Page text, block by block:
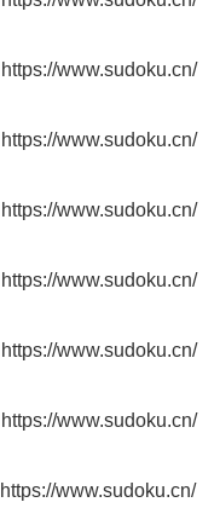
https://www.sudoku.cn/
https://www.sudoku.cn/
https://www.sudoku.cn/
https://www.sudoku.cn/
https://www.sudoku.cn/
https://www.sudoku.cn/
https://www.sudoku.cn/